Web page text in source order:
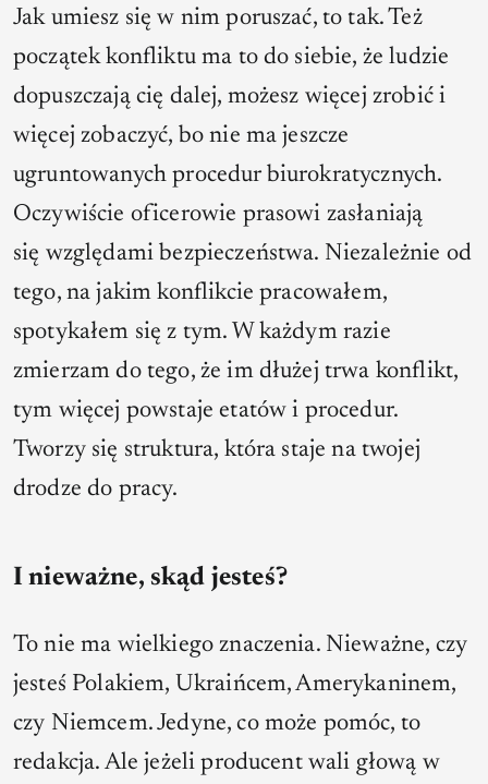
Jak umiesz się w nim poruszać, to tak. Też
początek konfliktu ma to do siebie, że ludzie
dopuszczają cię dalej, możesz więcej zrobić i
więcej zobaczyć, bo nie ma jeszcze
ugruntowanych procedur biurokratycznych.
Oczywiście oficerowie prasowi zasłaniają
się względami bezpieczeństwa. Niezależnie od
tego, na jakim konflikcie pracowałem,
spotykałem się z tym. W każdym razie
zmierzam do tego, że im dłużej trwa konflikt,
tym więcej powstaje etatów i procedur.
Tworzy się struktura, która staje na twojej
drodze do pracy.
I nieważne, skąd jesteś?
To nie ma wielkiego znaczenia. Nieważne, czy
jesteś Polakiem, Ukraińcem, Amerykaninem,
czy Niemcem. Jedyne, co może pomóc, to
redakcja. Ale jeżeli producent wali głową w